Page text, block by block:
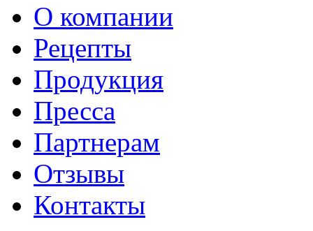
О компании
Рецепты
Продукция
Пресса
Партнерам
Отзывы
Контакты